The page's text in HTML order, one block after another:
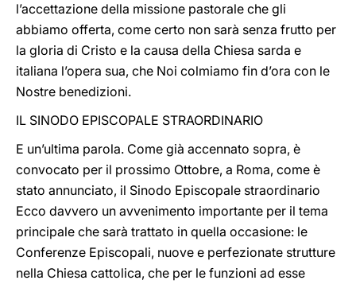
l’accettazione della missione pastorale che gli
abbiamo offerta, come certo non sarà senza frutto per
la gloria di Cristo e la causa della Chiesa sarda e
italiana l’opera sua, che Noi colmiamo fin d’ora con le
Nostre benedizioni.
IL SINODO EPISCOPALE STRAORDINARIO
E un’ultima parola. Come già accennato sopra, è
convocato per il prossimo Ottobre, a Roma, come è
stato annunciato, il Sinodo Episcopale straordinario
Ecco davvero un avvenimento importante per il tema
principale che sarà trattato in quella occasione: le
Conferenze Episcopali, nuove e perfezionate strutture
nella Chiesa cattolica, che per le funzioni ad esse